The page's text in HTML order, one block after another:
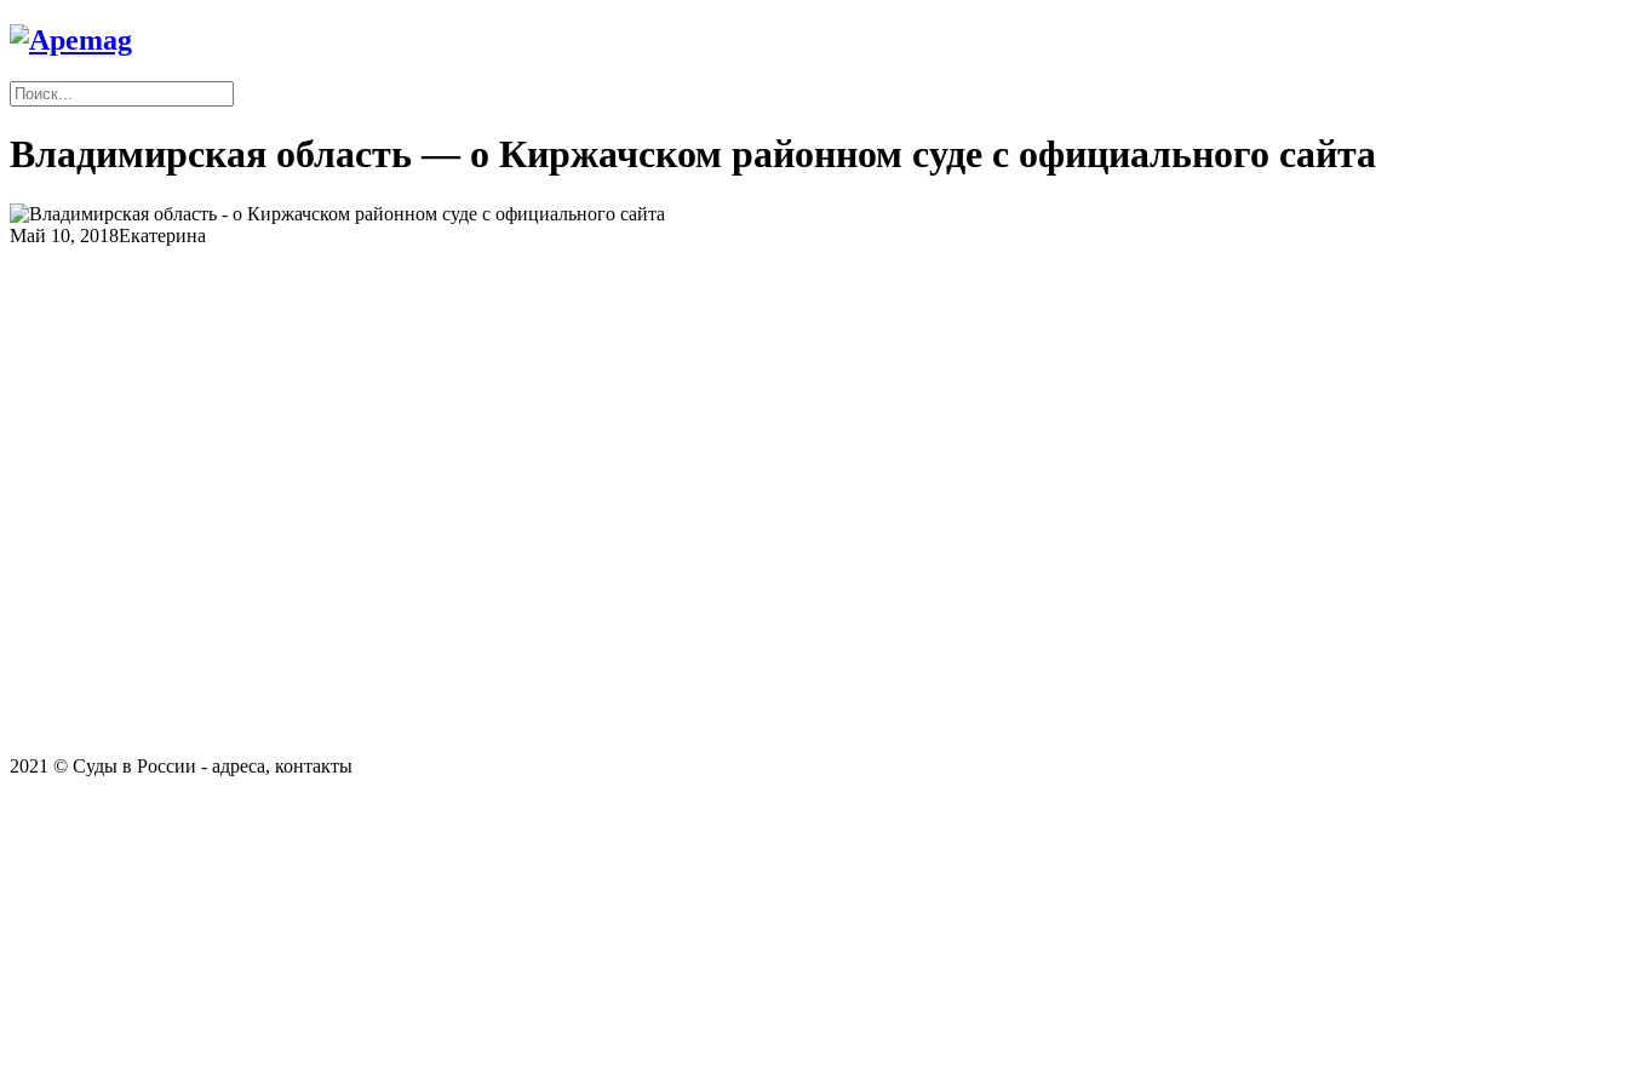
Владимирская область — о Киржачском районном суде с официального сайта
Май 10, 2018Екатерина
2021 © Суды в России - адреса, контакты